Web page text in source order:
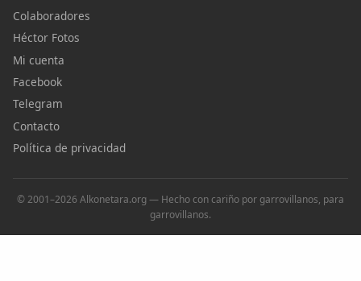
Colaboradores
Héctor Fotos
Mi cuenta
Facebook
Telegram
Contacto
Política de privacidad
© 2001–2026 Alkonetara.org — Hecho con cariño por garrovillanos, para
garrovillanos.